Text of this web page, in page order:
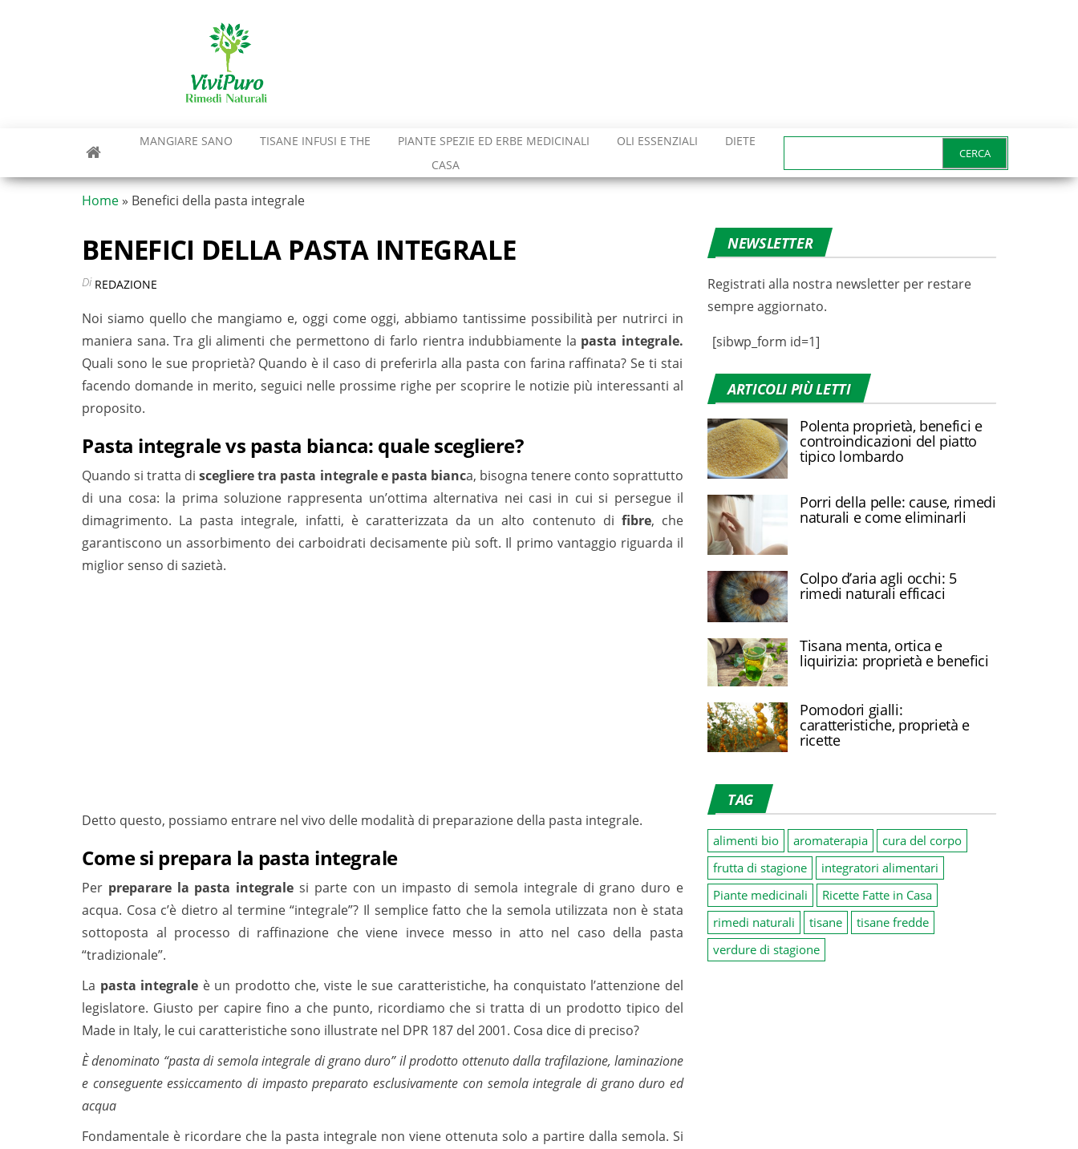
MANGIARE SANO TISANE INFUSI E THE PIANTE SPEZIE ED ERBE MEDICINALI OLI ESSENZIALI
DIETE
CASA
per:
Home » Benefici della pasta integrale
BENEFICI DELLA PASTA INTEGRALE
Di REDAZIONE
Noi siamo quello che mangiamo e, oggi come oggi, abbiamo tantissime possibilità per nutrirci in
maniera sana. Tra gli alimenti che permettono di farlo rientra indubbiamente la pasta integrale.
Quali sono le sue proprietà? Quando è il caso di preferirla alla pasta con farina raffinata? Se ti stai
facendo domande in merito, seguici nelle prossime righe per scoprire le notizie più interessanti al
proposito.
Pasta integrale vs pasta bianca: quale scegliere?
Quando si tratta discegliere tra pasta integrale e pasta bianca, bisogna tenere conto soprattutto
di una cosa: la prima soluzione rappresenta un’ottima alternativa nei casi in cui si persegue il
dimagrimento. La pasta integrale, infatti, è caratterizzata da un alto contenuto di fibre, che
garantiscono un assorbimento dei carboidrati decisamente più soft. Il primo vantaggio riguarda il
miglior senso di sazietà.
Detto questo, possiamo entrare nel vivo delle modalità di preparazione della pasta integrale.
Come si prepara la pasta integrale
Per preparare la pasta integrale si parte con un impasto di semola integrale di grano duro e
acqua. Cosa c’è dietro al termine “integrale”? Il semplice fatto che la semola utilizzata non è stata
sottoposta al processo di raffinazione che viene invece messo in atto nel caso della pasta
“tradizionale”.
La pasta integrale è un prodotto che, viste le sue caratteristiche, ha conquistato l’attenzione del
legislatore. Giusto per capire fino a che punto, ricordiamo che si tratta di un prodotto tipico del
Made in Italy, le cui caratteristiche sono illustrate nel DPR 187 del 2001. Cosa dice di preciso?
È denominato “pasta di semola integrale di grano duro” il prodotto ottenuto dalla trafilazione, laminazione
e conseguente essiccamento di impasto preparato esclusivamente con semola integrale di grano duro ed
acqua
Fondamentale è ricordare che la pasta integrale non viene ottenuta solo a partire dalla semola. Si
NEWSLETTER
Registrati alla nostra newsletter per restare
sempre aggiornato.
[sibwp_form id=1]
ARTICOLI PIÙ LETTI
Polenta proprietà, benefici e
controindicazioni del piatto
tipico lombardo
Porri della pelle: cause, rimedi
naturali e come eliminarli
Colpo d’aria agli occhi: 5
rimedi naturali efficaci
Tisana menta, ortica e
liquirizia: proprietà e benefici
Pomodori gialli:
caratteristiche, proprietà e
ricette
TAG
alimenti bio aromaterapia
cura del corpo
frutta di stagione
integratori alimentari
Piante medicinali
Ricette Fatte in Casa
rimedi naturali
tisane
tisane fredde
verdure di stagione